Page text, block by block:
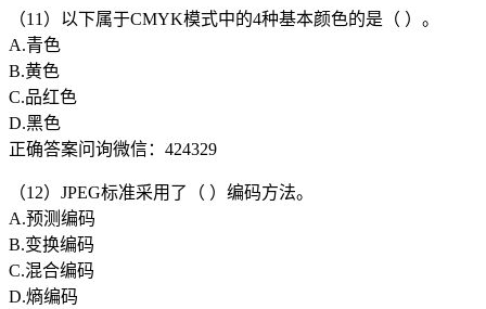
（11）以下属于CMYK模式中的4种基本颜色的是（ ）。
A.青色
B.黄色
C.品红色
D.黑色
正确答案问询微信：424329
（12）JPEG标准采用了（ ）编码方法。
A.预测编码
B.变换编码
C.混合编码
D.熵编码